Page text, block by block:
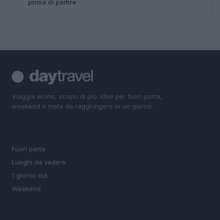
prima di partire
Viaggia vicino, scopri di più. Idee per fuori porta,
weekend e mete da raggiungere in un giorno.
Fuori porta
Luoghi da vedere
1 giorno out
Weekend